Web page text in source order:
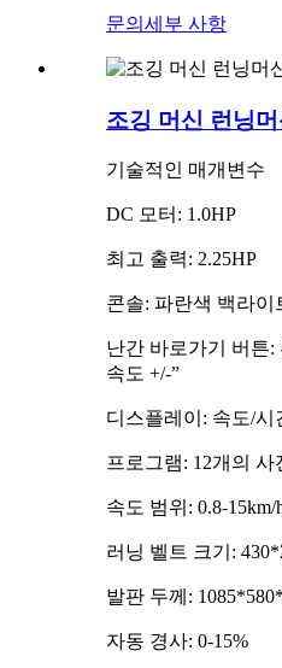
문의 세부 사항
조깅 머신 런닝
기술적인 매개변수
DC 모터: 1.0HP
최고 출력: 2.25HP
콘솔: 파란색 백라이
난간 바로가기 버튼:
속도 +/-”
디스플레이: 속도/시
프로그램: 12개의
속도 범위: 0.8-15km/
러닝 벨트 크기:
발판 두께:
자동 경사: 0-15%